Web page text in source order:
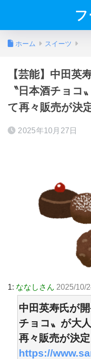
ホーム スイーツ
【芸能】中田英
〝日本酒チョコ
て再々販売が決
2025年10月27日
1: ななしさん 2025/10/
中田英寿氏が
チョコ〟が大
再々販売が決定
https://